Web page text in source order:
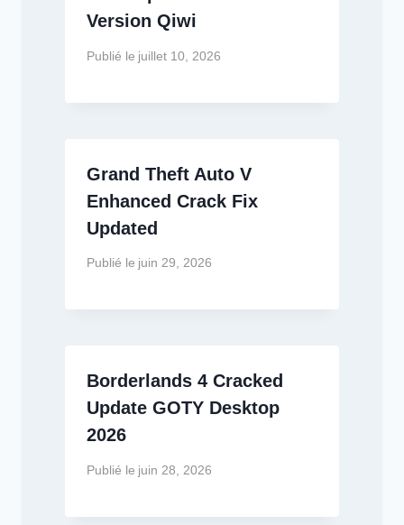
Version Qiwi
Publié le juillet 10, 2026
Grand Theft Auto V
Enhanced Crack Fix
Updated
Publié le juin 29, 2026
Borderlands 4 Cracked
Update GOTY Desktop
2026
Publié le juin 28, 2026